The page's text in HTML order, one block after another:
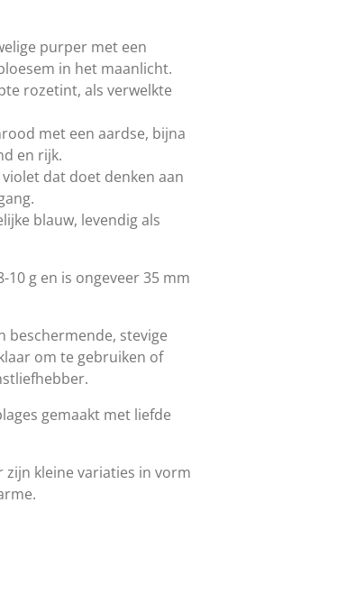
purper met een
in het maanlicht.
rozetint, als verwelkte
met een aardse, bijna
en rijk.
dat doet denken aan
blauw, levendig als
10 g en is ongeveer 35 mm
beschermende, stevige
om te gebruiken of
gemaakt met liefde
kleine variaties in vorm